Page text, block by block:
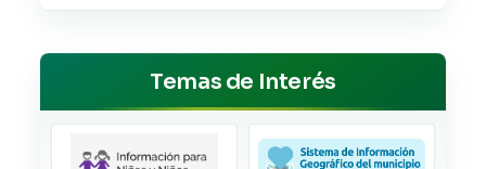
Temas de Interés